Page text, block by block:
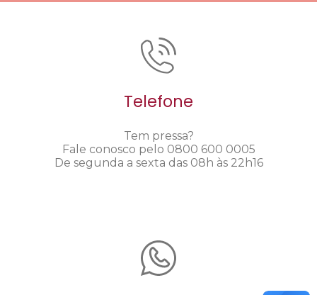
Telefone
Tem pressa?
Fale conosco pelo 0800 600 0005
De segunda a sexta das 08h às 22h16